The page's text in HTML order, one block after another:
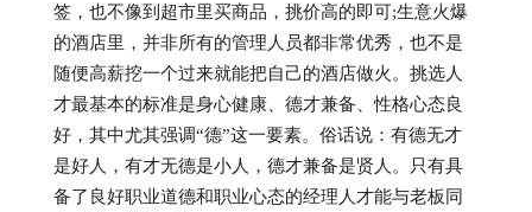
签，也不像到超市里买商品，挑价高的即可;生意火爆
的酒店里，并非所有的管理人员都非常优秀，也不是
随便高薪挖一个过来就能把自己的酒店做火。挑选人
才最基本的标准是身心健康、德才兼备、性格心态良
好，其中尤其强调“德”这一要素。俗话说：有德无才
是好人，有才无德是小人，德才兼备是贤人。只有具
备了良好职业道德和职业心态的经理人才能与老板同